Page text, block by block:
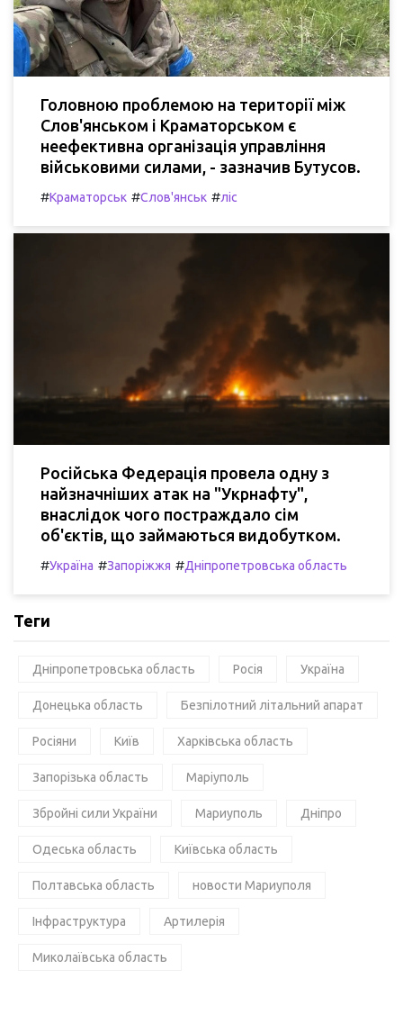
Головною проблемою на території між
Слов'янськом і Краматорськом є
неефективна організація управління
військовими силами, - зазначив Бутусов.
#Краматорськ #Слов'янськ #ліс
Російська Федерація провела одну з
найзначніших атак на "Укрнафту",
внаслідок чого постраждало сім
об'єктів, що займаються видобутком.
#Україна #Запоріжжя #Дніпропетровська область
Теги
Дніпропетровська область Росія Україна
Донецька область Безпілотний літальний апарат
Росіяни Київ Харківська область
Запорізька область Маріуполь
Збройні сили України Мариуполь Дніпро
Одеська область Київська область
Полтавська область новости Мариуполя
Інфраструктура Артилерія
Миколаївська область